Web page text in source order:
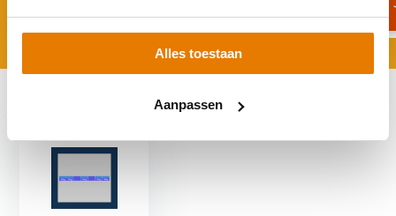
Alles toestaan
Aanpassen